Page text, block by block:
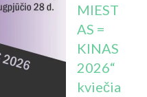
MIEST
AS =
KINAS
2026“
kviečia